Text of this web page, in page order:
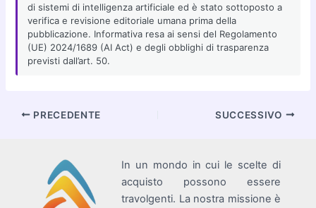
di sistemi di intelligenza artificiale ed è stato sottoposto a
verifica e revisione editoriale umana prima della
pubblicazione. Informativa resa ai sensi del Regolamento
(UE) 2024/1689 (AI Act) e degli obblighi di trasparenza
previsti dall’art. 50.
Navigazione
PRECEDENTE SUCCESSIVO
In un mondo in cui le scelte di
acquisto possono essere
travolgenti. La nostra missione è